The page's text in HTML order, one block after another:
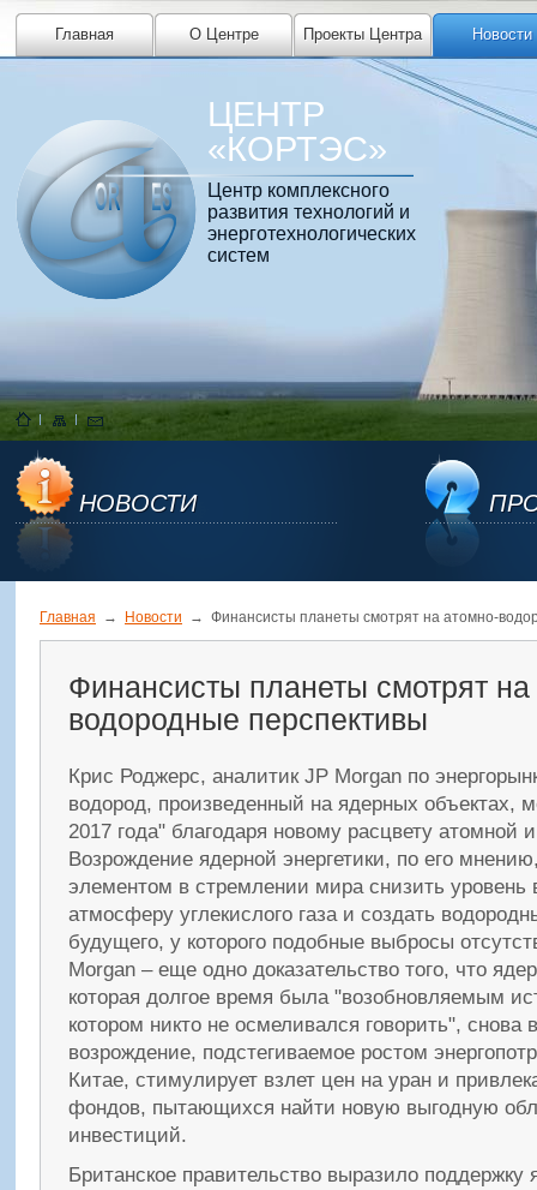
Главная О Центре Проекты Центра Новости
ЦЕНТР
«КОРТЭС»
Центр комплексного
развития технологий и
энерготехнологических
систем
НОВОСТИ
Главная → Новости → Финансисты планеты смотрят на атомно-
Финансисты планеты смотрят
водородные перспективы
Крис Роджерс, аналитик JP Morgan по
водород, произведенный на ядерных объектах,
2017 года" благодаря новому расцвету атомной
Возрождение ядерной энергетики, по его
элементом в стремлении мира снизить уровень
атмосферу углекислого газа и создать
будущего, у которого подобные выбросы
Morgan – еще одно доказательство того, что
которая долгое время была "возобновляемым
котором никто не осмеливался говорить", снова
возрождение, подстегиваемое ростом
Китае, стимулирует взлет цен на уран и
фондов, пытающихся найти новую выгодную
инвестиций.
Британское правительство выразило поддержку